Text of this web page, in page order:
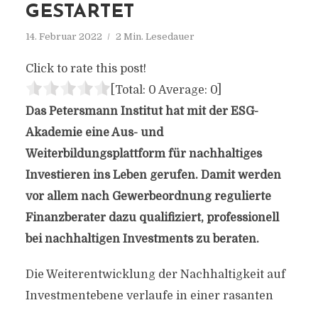
GESTARTET
14. Februar 2022 2 Min. Lesedauer
Click to rate this post!
[Total: 0 Average: 0]
Das Petersmann Institut hat mit der ESG-
Akademie eine Aus- und
Weiterbildungsplattform für nachhaltiges
Investieren ins Leben gerufen. Damit werden
vor allem nach Gewerbeordnung regulierte
Finanzberater dazu qualifiziert, professionell
bei nachhaltigen Investments zu beraten.
Die Weiterentwicklung der Nachhaltigkeit auf
Investmentebene verlaufe in einer rasanten